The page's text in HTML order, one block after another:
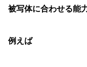
被写体に合わせる能
例えば